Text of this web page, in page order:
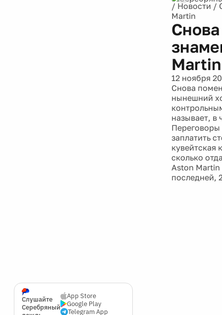
Слушайте
Серебряный
App Store
Google Play
Telegram App
/ Новости /
Martin
Martin
12 ноября
Снова
нынешний
называет, в
Переговоры
заплатить
кувейтская
сколько
Aston
последней,